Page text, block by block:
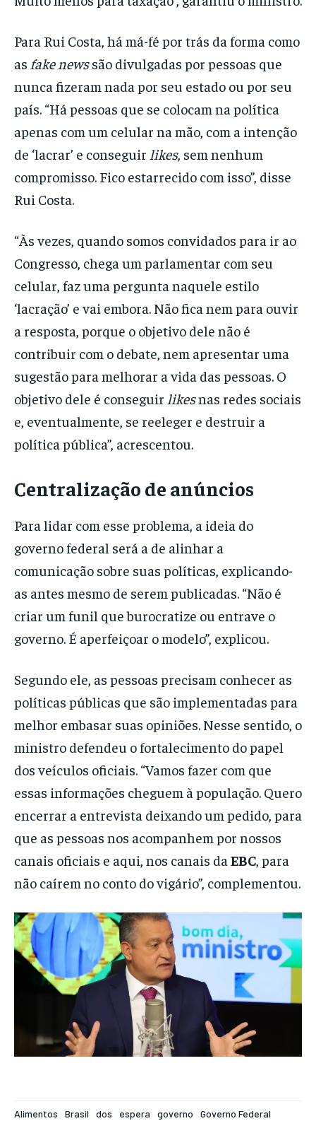
Para Rui Costa, há má-fé por trás da forma como
as fake newssão divulgadas por pessoas que
nunca fizeram nada por seu estado ou por seu
país. “Há pessoas que se colocam na política
apenas com um celular na mão, com a intenção
de ‘lacrar’ e conseguir likes, sem nenhum
compromisso. Fico estarrecido com isso”, disse
Rui Costa.
“Às vezes, quando somos convidados para ir ao
Congresso, chega um parlamentar com seu
celular, faz uma pergunta naquele estilo
‘lacração’ e vai embora. Não fica nem para ouvir
a resposta, porque o objetivo dele não é
contribuir com o debate, nem apresentar uma
sugestão para melhorar a vida das pessoas. O
objetivo dele é conseguir likesnas redes sociais
e, eventualmente, se reeleger e destruir a
política pública”, acrescentou.
Centralização de anúncios
Para lidar com esse problema, a ideia do
governo federal será a de alinhar a
comunicação sobre suas políticas, explicando-
as antes mesmo de serem publicadas. “Não é
criar um funil que burocratize ou entrave o
governo. É aperfeiçoar o modelo”, explicou.
Segundo ele, as pessoas precisam conhecer as
políticas públicas que são implementadas para
melhor embasar suas opiniões. Nesse sentido, o
ministro defendeu o fortalecimento do papel
dos veículos oficiais. “Vamos fazer com que
essas informações cheguem à população. Quero
encerrar a entrevista deixando um pedido, para
que as pessoas nos acompanhem por nossos
canais oficiais e aqui, nos canais da EBC, para
não caírem no conto do vigário”, complementou.
Alimentos Brasil dos espera governo
Governo Federal